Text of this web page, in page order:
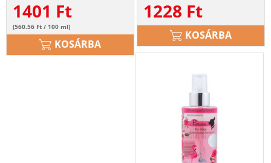
1401 Ft
(560.56 Ft / 100 ml)
KOSÁRBA
1228 Ft
KOSÁRBA